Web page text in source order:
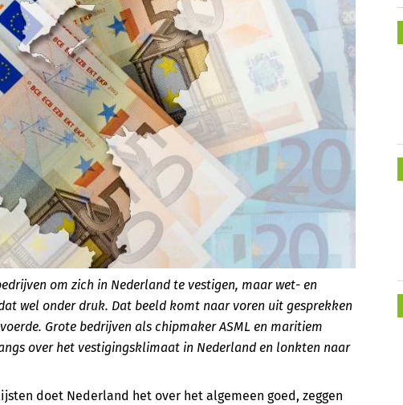
om zich in Nederland te vestigen, maar wet- en
wel onder druk. Dat beeld komt naar voren uit gesprekken
Grote bedrijven als chipmaker ASML en maritiem
over het vestigingsklimaat in Nederland en lonkten naar
doet Nederland het over het algemeen goed, zeggen